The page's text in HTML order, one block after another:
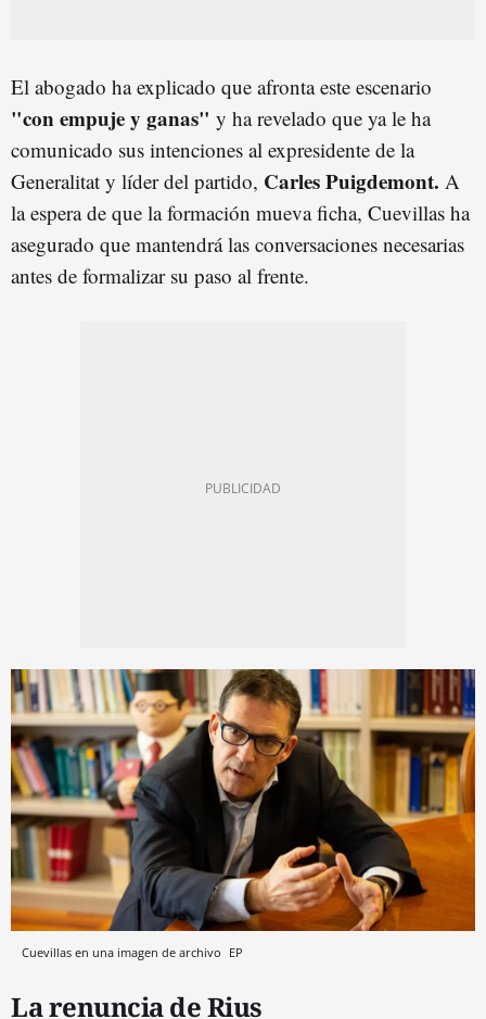
El abogado ha explicado que afronta este escenario
"con empuje y ganas" y ha revelado que ya le ha
comunicado sus intenciones al expresidente de la
Generalitat y líder del partido, Carles Puigdemont. A
la espera de que la formación mueva ficha, Cuevillas ha
asegurado que mantendrá las conversaciones necesarias
antes de formalizar su paso al frente.
Cuevillas en una imagen de archivo EP
La renuncia de Rius